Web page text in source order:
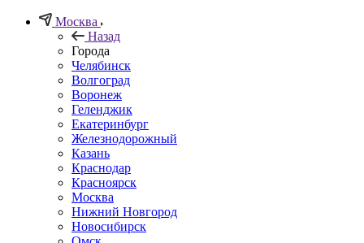
Москва
Назад
Города
Челябинск
Волгоград
Воронеж
Геленджик
Екатеринбург
Железнодорожный
Казань
Краснодар
Красноярск
Москва
Нижний Новгород
Новосибирск